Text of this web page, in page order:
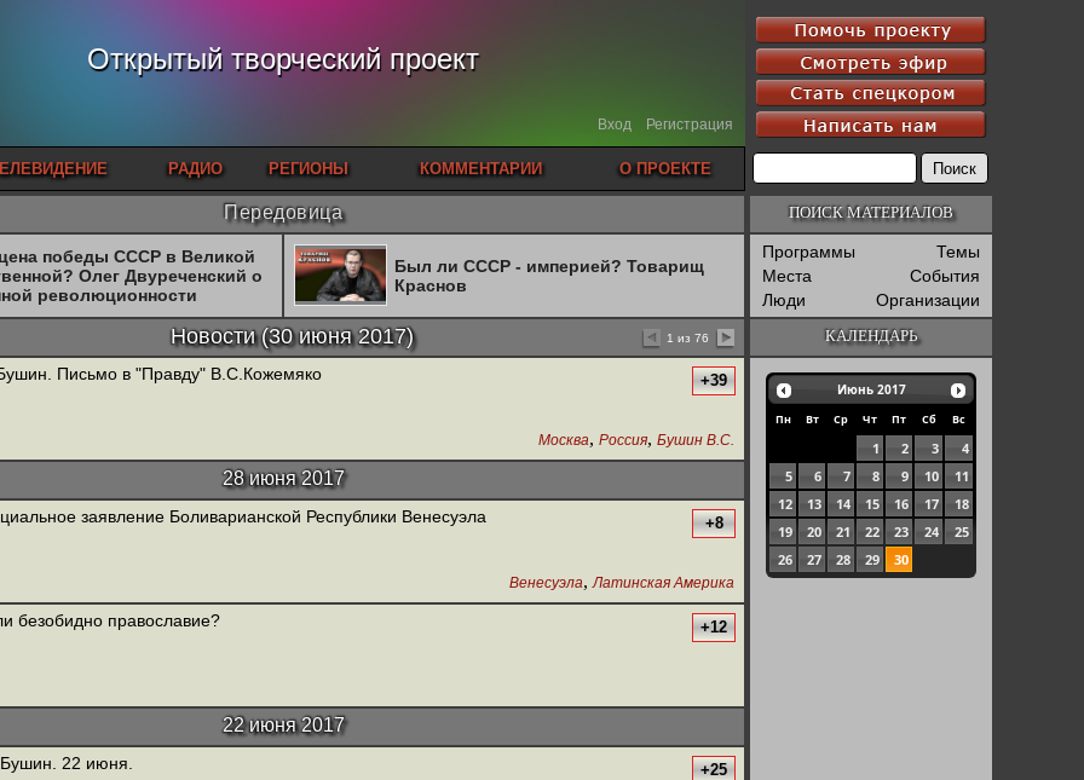
Открытый творческий проект
Вход Регистрация
РАДИО РЕГИОНЫ КОММЕНТАРИИ О ПРОЕКТЕ
Передовица
победы СССР в Великой
Олег Двуреченский о
революционности
Был ли СССР - империей? Товарищ
Краснов
Новости(30 июня 2017) 1 из 76
Письмо в "Правду" В.С.Кожемяко +39
Москва, Россия, Бушин В.С.
28 июня 2017
заявление Боливарианской Республики Венесуэла +8
Венесуэла, Латинская Америка
безобидно православие? +12
22 июня 2017
22 июня. +25
ПОИСК МАТЕРИАЛОВ
Программы
Темы
Места
События
Люди
Организации
КАЛЕНДАРЬ
Июнь 2017
Пн Вт Ср Чт Пт Сб Вс
1 2 3
4
5
6 7 8 9 10
11
12
13 14 15 16 17
18
19
20 21 22 23 24
25
26
27 28 29 30